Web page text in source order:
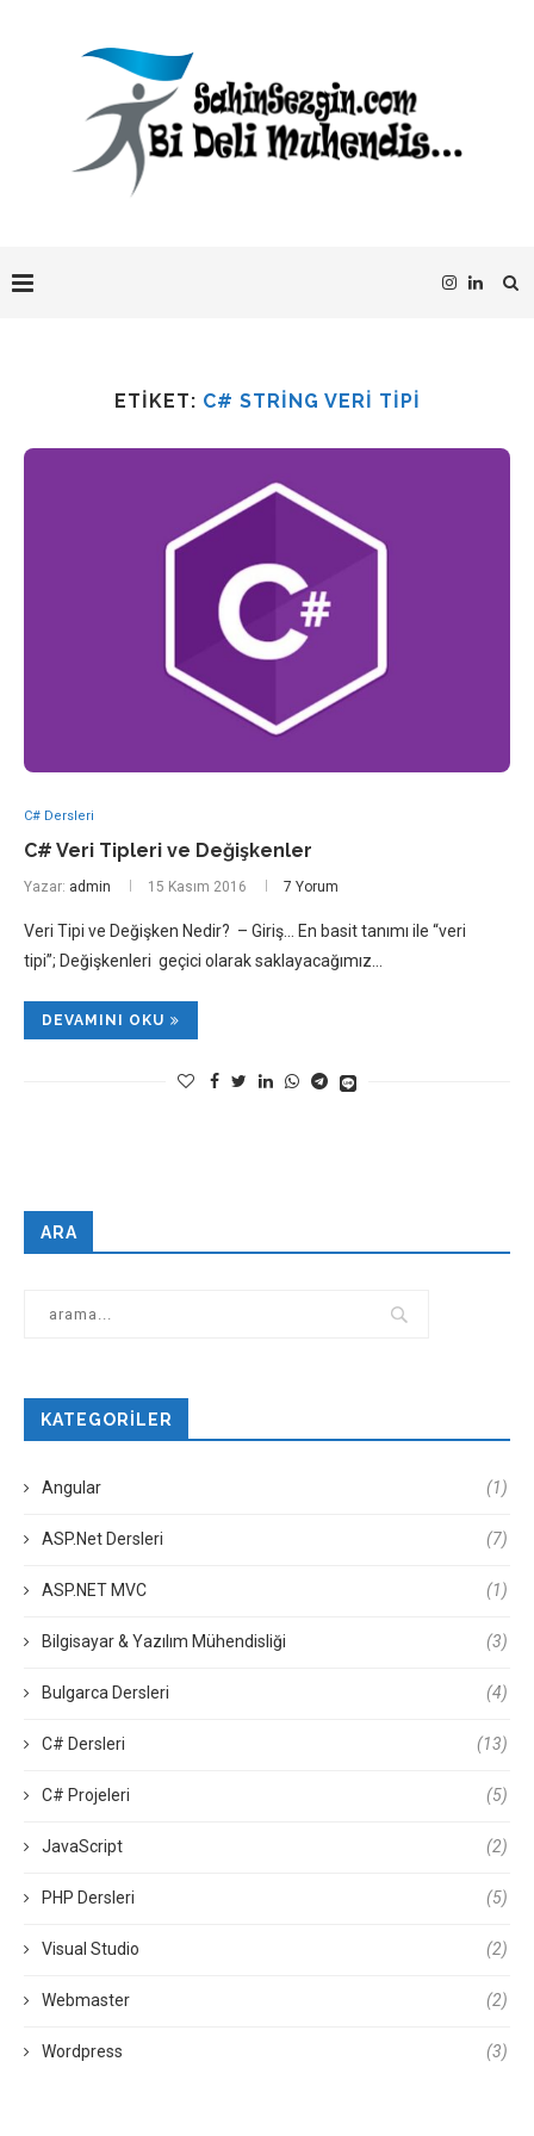
ETIKET: C# STRING VERI TIPI
C# Dersleri
C# Veri Tipleri ve Değişkenler
Yazar: admin 15 Kasım 2016 7 Yorum
Veri Tipi ve Değişken Nedir? – Giriş… En basit tanımı ile “veri
tipi”; Değişkenleri geçici olarak saklayacağımız…
DEVAMINI OKU
ARA
KATEGORILER
Angular (1)
ASP.Net Dersleri (7)
ASP.NET MVC (1)
Bilgisayar & Yazılım Mühendisliği (3)
Bulgarca Dersleri (4)
C# Dersleri (13)
C# Projeleri (5)
JavaScript (2)
PHP Dersleri (5)
Visual Studio (2)
Webmaster (2)
Wordpress (3)